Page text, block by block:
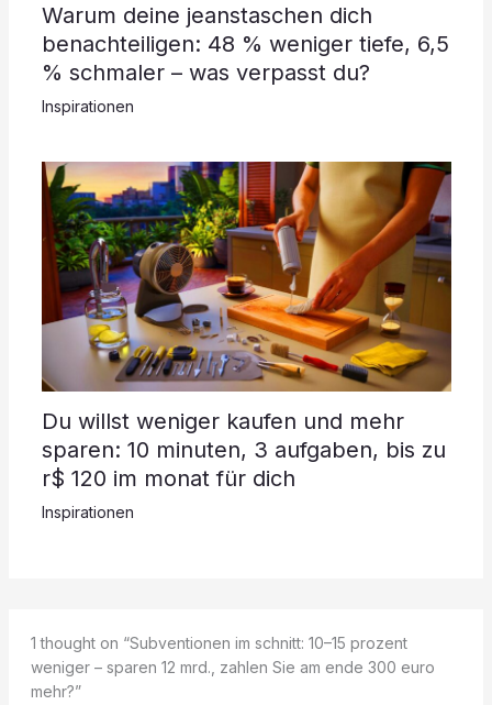
Warum deine jeanstaschen dich
benachteiligen: 48 % weniger tiefe, 6,5
% schmaler – was verpasst du?
Inspirationen
Du willst weniger kaufen und mehr
sparen: 10 minuten, 3 aufgaben, bis zu
r$ 120 im monat für dich
Inspirationen
1 thought on “Subventionen im schnitt: 10–15 prozent
weniger – sparen 12 mrd., zahlen Sie am ende 300 euro
mehr?”